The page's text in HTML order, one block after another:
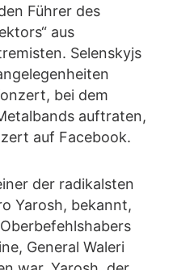
Führer des
aus
Selenskyjs
bei dem
auftraten,
auf Facebook.
der radikalsten
Yarosh, bekannt,
General Waleri